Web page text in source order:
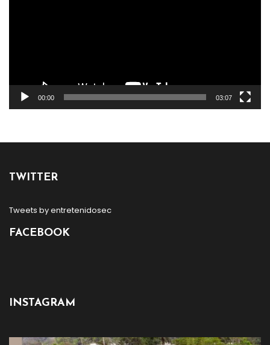
00:00 03:07
TWITTER
Tweets by entretenidosec
FACEBOOK
INSTAGRAM